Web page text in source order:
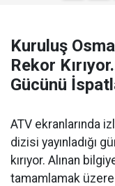
Kuruluş
Rekor
Gücünü
ATV ekranlarında
dizisi yayınladığı
kırıyor. Alınan
tamamlamak